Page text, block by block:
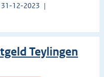
12-2023
Teylingen